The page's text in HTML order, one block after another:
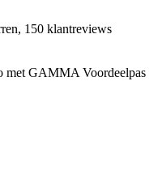
150 klantreviews
met GAMMA Voordeelpas